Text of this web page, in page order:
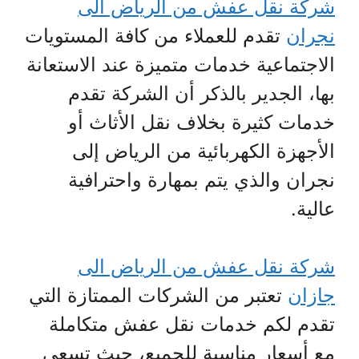
شركة نقل عفش من الرياض الى
نجران تقدم للعملاء من كافة المستويات
الاجتماعية خدمات متميزة عند الاستعانة
بها، الجدير بالذكر أن الشركة تقدم
خدمات كثيرة بخلاف نقل الأثاث أو
الأجهزة الكهربائية من الرياض إلى
نجران والذي يتم بمهارة واحترافية
عالية.
شركة نقل عفش من الرياض الى
جازان تعتبر من الشركات الممتازة التي
تقدم لكم خدمات نقل عفش متكاملة
مع أسعار مناسبة للجميع، حيث تسعى